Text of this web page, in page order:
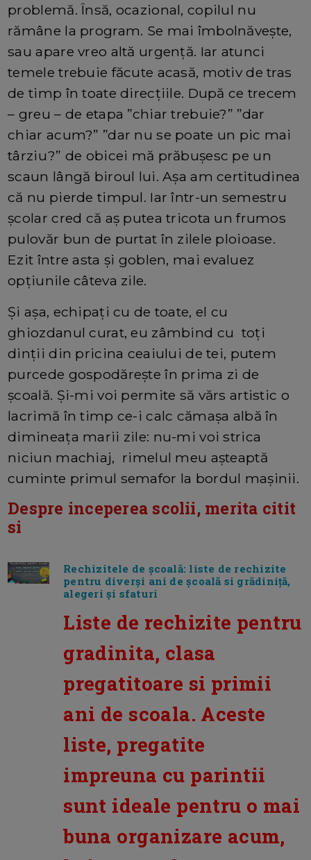
problemă. Însă, ocazional, copilul nu
rămâne la program. Se mai îmbolnăvește,
sau apare vreo altă urgență. Iar atunci
temele trebuie făcute acasă, motiv de tras
de timp în toate direcțiile. După ce trecem
– greu – de etapa ”chiar trebuie?” ”dar
chiar acum?” ”dar nu se poate un pic mai
târziu?” de obicei mă prăbușesc pe un
scaun lângă biroul lui. Așa am certitudinea
că nu pierde timpul. Iar într-un semestru
școlar cred că aș putea tricota un frumos
pulovăr bun de purtat în zilele ploioase.
Ezit între asta și goblen, mai evaluez
opțiunile câteva zile.
Și așa, echipați cu de toate, el cu
ghiozdanul curat, eu zâmbind cu toți
dinții din pricina ceaiului de tei, putem
purcede gospodărește în prima zi de
școală. Și-mi voi permite să vărs artistic o
lacrimă în timp ce-i calc cămașa albă în
dimineața marii zile: nu-mi voi strica
niciun machiaj, rimelul meu așteaptă
cuminte primul semafor la bordul mașinii.
Despre inceperea scolii, merita citit
si
Rechizitele de școală: liste de rechizite
pentru diverși ani de școală si grădiniță,
alegeri și sfaturi
Liste de rechizite pentru
gradinita, clasa
pregatitoare si primii
ani de scoala. Aceste
liste, pregatite
impreuna cu parintii
sunt ideale pentru o mai
buna organizare acum,